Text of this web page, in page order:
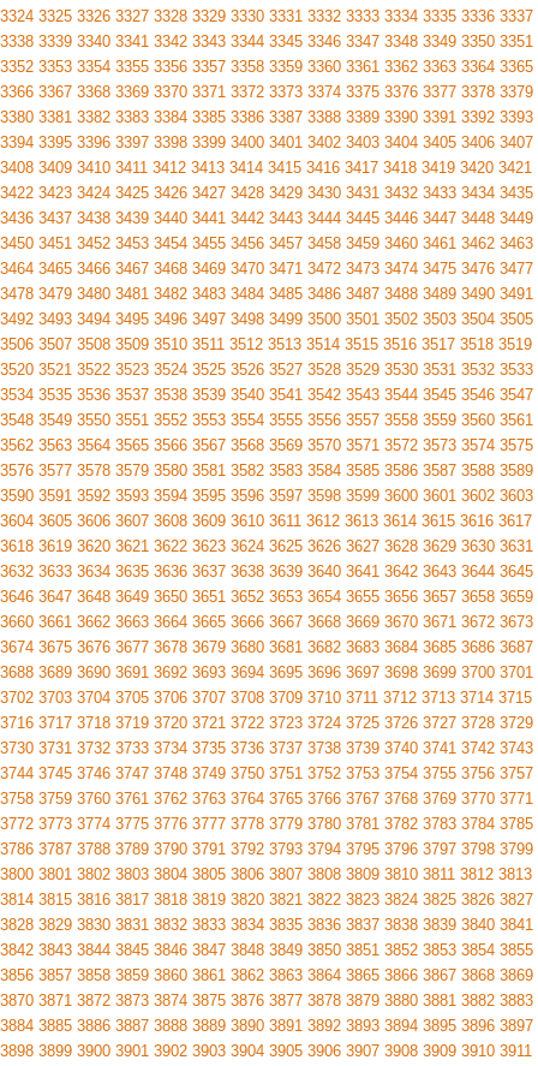
3324 3325 3326 3327 3328 3329 3330 3331 3332 3333 3334 3335 3336 3337
3338 3339 3340 3341 3342 3343 3344 3345 3346 3347 3348 3349 3350 3351
3352 3353 3354 3355 3356 3357 3358 3359 3360 3361 3362 3363 3364 3365
3366 3367 3368 3369 3370 3371 3372 3373 3374 3375 3376 3377 3378 3379
3380 3381 3382 3383 3384 3385 3386 3387 3388 3389 3390 3391 3392 3393
3394 3395 3396 3397 3398 3399 3400 3401 3402 3403 3404 3405 3406 3407
3408 3409 3410 3411 3412 3413 3414 3415 3416 3417 3418 3419 3420 3421
3422 3423 3424 3425 3426 3427 3428 3429 3430 3431 3432 3433 3434 3435
3436 3437 3438 3439 3440 3441 3442 3443 3444 3445 3446 3447 3448 3449
3450 3451 3452 3453 3454 3455 3456 3457 3458 3459 3460 3461 3462 3463
3464 3465 3466 3467 3468 3469 3470 3471 3472 3473 3474 3475 3476 3477
3478 3479 3480 3481 3482 3483 3484 3485 3486 3487 3488 3489 3490 3491
3492 3493 3494 3495 3496 3497 3498 3499 3500 3501 3502 3503 3504 3505
3506 3507 3508 3509 3510 3511 3512 3513 3514 3515 3516 3517 3518 3519
3520 3521 3522 3523 3524 3525 3526 3527 3528 3529 3530 3531 3532 3533
3534 3535 3536 3537 3538 3539 3540 3541 3542 3543 3544 3545 3546 3547
3548 3549 3550 3551 3552 3553 3554 3555 3556 3557 3558 3559 3560 3561
3562 3563 3564 3565 3566 3567 3568 3569 3570 3571 3572 3573 3574 3575
3576 3577 3578 3579 3580 3581 3582 3583 3584 3585 3586 3587 3588 3589
3590 3591 3592 3593 3594 3595 3596 3597 3598 3599 3600 3601 3602 3603
3604 3605 3606 3607 3608 3609 3610 3611 3612 3613 3614 3615 3616 3617
3618 3619 3620 3621 3622 3623 3624 3625 3626 3627 3628 3629 3630 3631
3632 3633 3634 3635 3636 3637 3638 3639 3640 3641 3642 3643 3644 3645
3646 3647 3648 3649 3650 3651 3652 3653 3654 3655 3656 3657 3658 3659
3660 3661 3662 3663 3664 3665 3666 3667 3668 3669 3670 3671 3672 3673
3674 3675 3676 3677 3678 3679 3680 3681 3682 3683 3684 3685 3686 3687
3688 3689 3690 3691 3692 3693 3694 3695 3696 3697 3698 3699 3700 3701
3702 3703 3704 3705 3706 3707 3708 3709 3710 3711 3712 3713 3714 3715
3716 3717 3718 3719 3720 3721 3722 3723 3724 3725 3726 3727 3728 3729
3730 3731 3732 3733 3734 3735 3736 3737 3738 3739 3740 3741 3742 3743
3744 3745 3746 3747 3748 3749 3750 3751 3752 3753 3754 3755 3756 3757
3758 3759 3760 3761 3762 3763 3764 3765 3766 3767 3768 3769 3770 3771
3772 3773 3774 3775 3776 3777 3778 3779 3780 3781 3782 3783 3784 3785
3786 3787 3788 3789 3790 3791 3792 3793 3794 3795 3796 3797 3798 3799
3800 3801 3802 3803 3804 3805 3806 3807 3808 3809 3810 3811 3812 3813
3814 3815 3816 3817 3818 3819 3820 3821 3822 3823 3824 3825 3826 3827
3828 3829 3830 3831 3832 3833 3834 3835 3836 3837 3838 3839 3840 3841
3842 3843 3844 3845 3846 3847 3848 3849 3850 3851 3852 3853 3854 3855
3856 3857 3858 3859 3860 3861 3862 3863 3864 3865 3866 3867 3868 3869
3870 3871 3872 3873 3874 3875 3876 3877 3878 3879 3880 3881 3882 3883
3884 3885 3886 3887 3888 3889 3890 3891 3892 3893 3894 3895 3896 3897
3898 3899 3900 3901 3902 3903 3904 3905 3906 3907 3908 3909 3910 3911